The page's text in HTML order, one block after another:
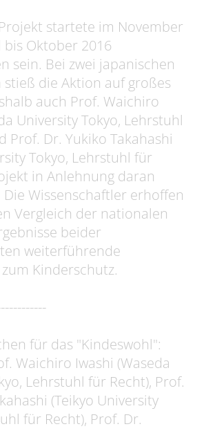
startete im November
Oktober 2016
sein. Bei zwei japanischen
die Aktion auf großes
auch Prof. Waichiro
University Tokyo, Lehrstuhl
Prof. Dr. Yukiko Takahashi
Tokyo, Lehrstuhl für
in Anlehnung daran
Wissenschaftler erhoffen
Vergleich der nationalen
beider
weiterführende
Kinderschutz.
für das "Kindeswohl":
Waichiro Iwashi (Waseda
Lehrstuhl für Recht), Prof.
(Teikyo University
für Recht), Prof. Dr.